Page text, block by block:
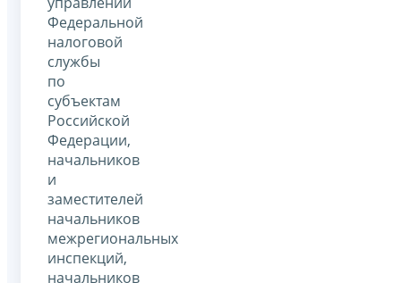
Федеральной
налоговой
службы
по
субъектам
Российской
Федерации,
начальников
и
заместителей
начальников
межрегиональных
инспекций,
начальников